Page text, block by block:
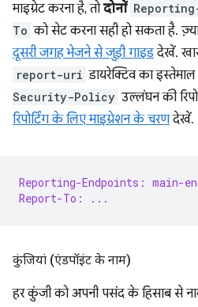
माइग्रेट करना है, तोदोनों
To को सेट करना सही हो सकता है.
दूसरी जगह भेजने से जुड़ी गाइडदेखें.
report-uri डायरेक्टिव का
Security-Policy उल्लंघन की
रिपोर्टिंग के लिए माइग्रेशन के चरणदेखें.
Reporting-Endpoints:
Report-To: ...
कुंजियां (एंडपॉइंट के नाम)
हर कुंजी को अपनी पसंद के हिसाब से